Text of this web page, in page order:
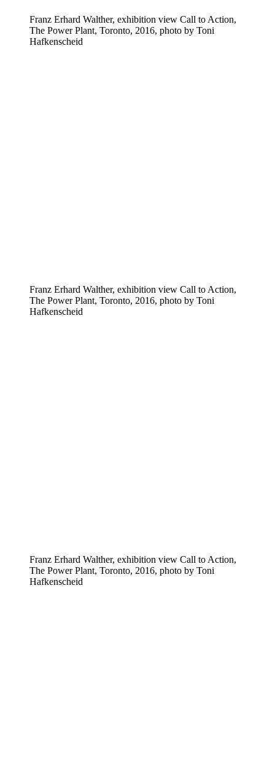
Franz Erhard Walther, exhibition view Call to Action,
The Power Plant, Toronto, 2016, photo by Toni
Hafkenscheid
Franz Erhard Walther, exhibition view Call to Action,
The Power Plant, Toronto, 2016, photo by Toni
Hafkenscheid
Franz Erhard Walther, exhibition view Call to Action,
The Power Plant, Toronto, 2016, photo by Toni
Hafkenscheid